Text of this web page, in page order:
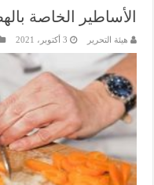
الأساطير الخاصة
هيئة التحرير 3 أكتوبر، 2021